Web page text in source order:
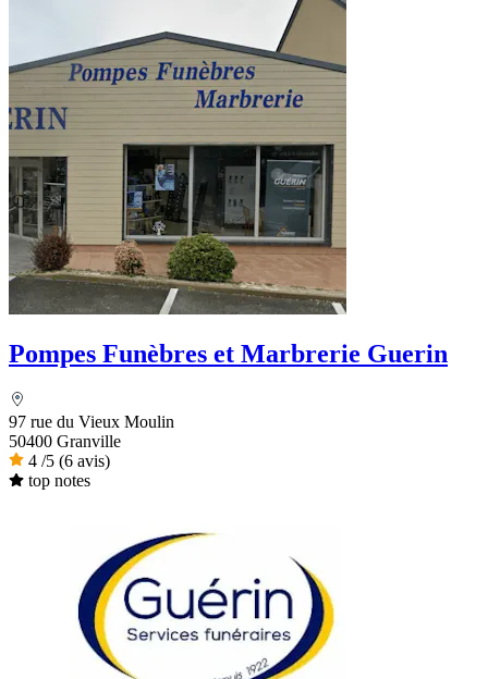
Pompes Funèbres et Marbrerie Guerin
97 rue du Vieux Moulin
50400 Granville
4 /5 (6 avis)
top notes